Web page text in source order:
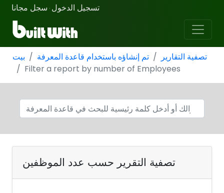
تسجيل الدخول · سجل مجانا
بيت تم إنشاؤه باستخدام قاعدة المعرفة
تصفية التقارير
Filter a report by number of Employees
تصفية التقرير حسب عدد الموظفين